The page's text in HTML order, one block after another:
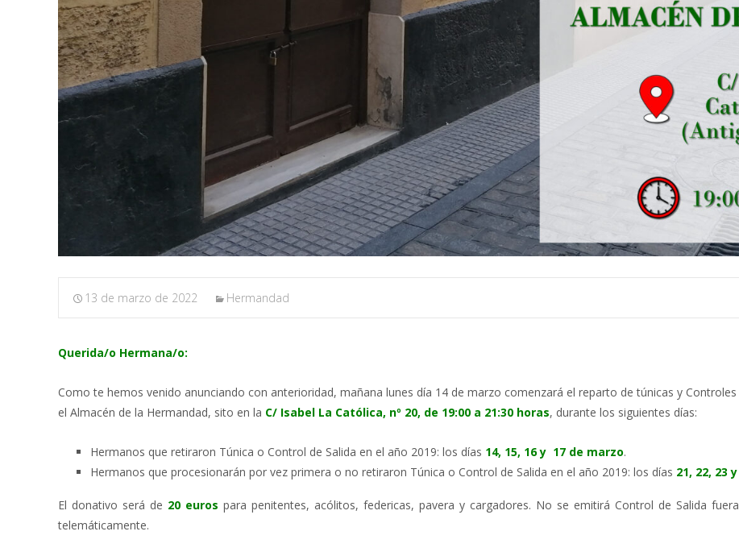
13 de marzo de 2022 Hermandad
Querida/o Hermana/o:
Como te hemos venido anunciando con anterioridad, mañana lunes día 14 de marzo comenzará el reparto de túnicas y Controles
el Almacén de la Hermandad, sito en la C/ Isabel La Católica, nº 20, de 19:00 a 21:30 horas, durante los siguientes días:
Hermanos que retiraron Túnica o Control de Salida en el año 2019: los días 14, 15, 16 y 17 de marzo.
Hermanos que procesionarán por vez primera o no retiraron Túnica o Control de Salida en el año 2019: los días 21, 22, 23
El donativo será de 20 euros para penitentes, acólitos, federicas, pavera y cargadores. No se emitirá Control de Salida
telemáticamente.